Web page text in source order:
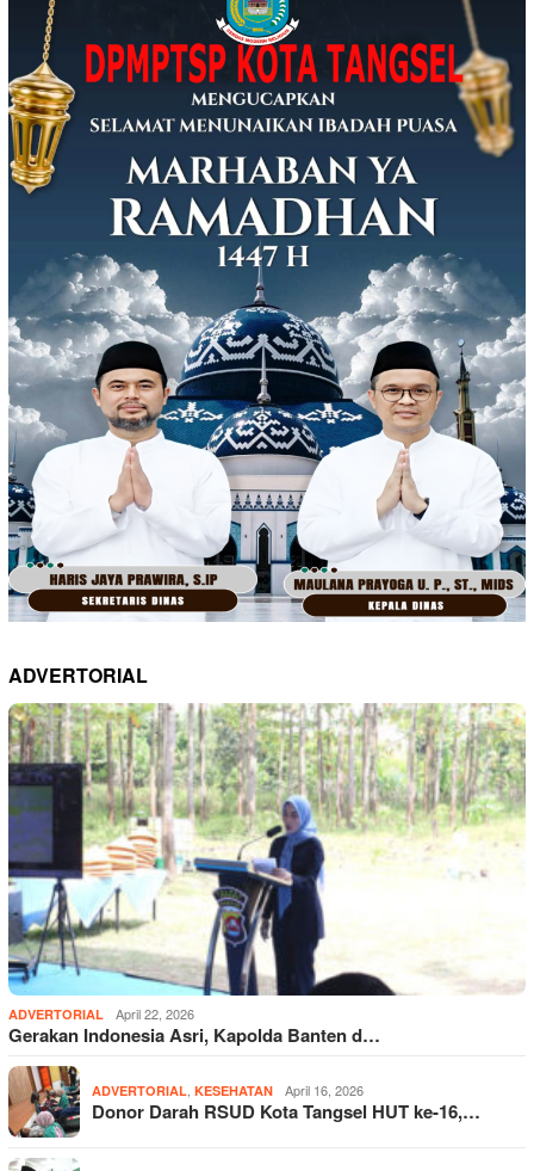
ADVERTORIAL
ADVERTORIAL April 22, 2026
Gerakan Indonesia Asri, Kapolda Banten d…
ADVERTORIAL, KESEHATAN April 16, 2026
Donor Darah RSUD Kota Tangsel HUT ke-16,…